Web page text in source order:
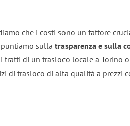
che i costi sono un fattore
sulla trasparenza e sulla
tratti di un trasloco locale a Torino
di trasloco di alta qualità a prezzi